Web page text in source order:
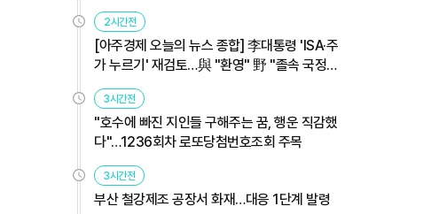
2시간전
[아주경제 오늘의 뉴스 종합] 李대통령 'ISA·주
가 누르기' 재검토…與 "환영" 野 "졸속 국정"
外
3시간전
"호수에 빠진 지인들 구해주는 꿈, 행운 직감했
다"…1236회차 로또당첨번호조회 주목
3시간전
부산 철강제조 공장서 화재…대응 1단계 발령